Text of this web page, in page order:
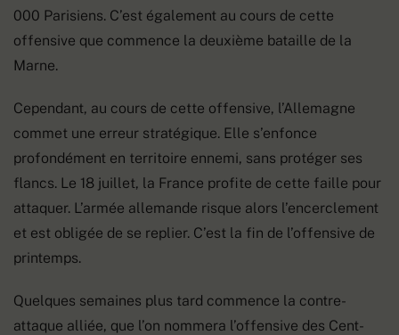
000 Parisiens. C’est également au cours de cette
offensive que commence la deuxième bataille de la
Marne.
Cependant, au cours de cette offensive, l’Allemagne
commet une erreur stratégique. Elle s’enfonce
profondément en territoire ennemi, sans protéger ses
flancs. Le 18 juillet, la France profite de cette faille pour
attaquer. L’armée allemande risque alors l’encerclement
et est obligée de se replier. C’est la fin de l’offensive de
printemps.
Quelques semaines plus tard commence la contre-
attaque alliée, que l’on nommera l’offensive des Cent-